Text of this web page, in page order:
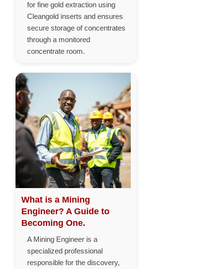
for fine gold extraction using
Cleangold inserts and ensures
secure storage of concentrates
through a monitored
concentrate room.
What is a Mining
Engineer? A Guide to
Becoming One.
A Mining Engineer is a
specialized professional
responsible for the discovery,